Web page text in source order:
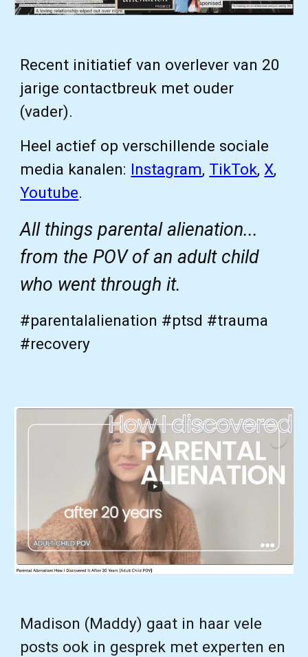
Recent initiatief van overlever van 20
jarige contactbreuk met ouder
(vader).
Heel actief op verschillende sociale
media kanalen: Instagram, TikTok,X,
Youtube.
All things parental alienation...
from the POV of an adult child
who went through it.
#parentalalienation #ptsd #trauma
#recovery
Madison (Maddy) gaat in haar vele
posts ook in gesprek met experten en